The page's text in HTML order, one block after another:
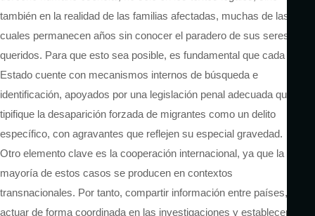
también en la realidad de las familias afectadas, muchas de las
cuales permanecen años sin conocer el paradero de sus seres
queridos. Para que esto sea posible, es fundamental que cada
Estado cuente con mecanismos internos de búsqueda e
identificación, apoyados por una legislación penal adecuada que
tipifique la desaparición forzada de migrantes como un delito
específico, con agravantes que reflejen su especial gravedad.
Otro elemento clave es la cooperación internacional, ya que la
mayoría de estos casos se producen en contextos
transnacionales. Por tanto, compartir información entre países,
actuar de forma coordinada en las investigaciones y establecer